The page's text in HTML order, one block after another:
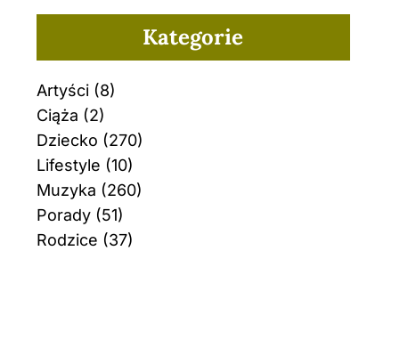
Kategorie
Artyści(8)
Ciąża (2)
Dziecko (270)
Lifestyle (10)
Muzyka (260)
Porady(51)
Rodzice (37)